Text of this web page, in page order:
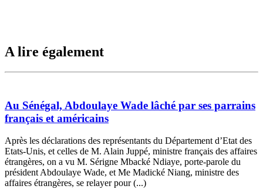
A lire également
Au Sénégal, Abdoulaye Wade lâché par ses parrains
français et américains
Après les déclarations des représentants du Département d’Etat des
Etats-Unis, et celles de M. Alain Juppé, ministre français des affaires
étrangères, on a vu M. Sérigne Mbacké Ndiaye, porte-parole du
président Abdoulaye Wade, et Me Madické Niang, ministre des
affaires étrangères, se relayer pour (...)